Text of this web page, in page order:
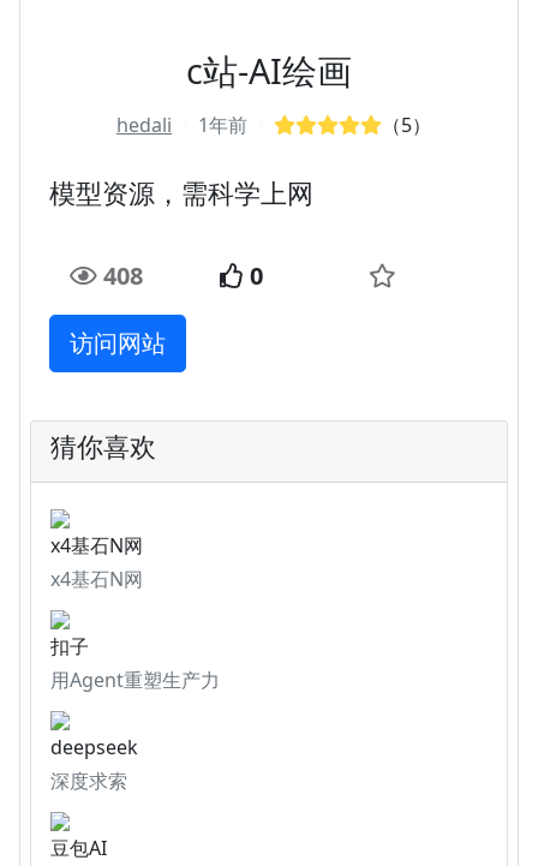
c站-AI绘画
hedali 1年前 （5）
模型资源，需科学上网
408 0
访问网站
猜你喜欢
x4基石N网
x4基石N网
扣子
用Agent重塑生产力
deepseek
深度求索
豆包AI